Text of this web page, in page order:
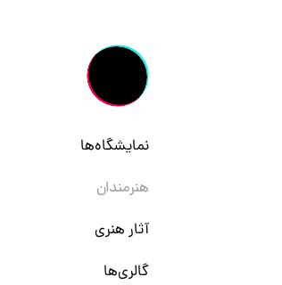
نمایشگاه‌ها
هنرمندان
آثار هنری
گالری‌ها